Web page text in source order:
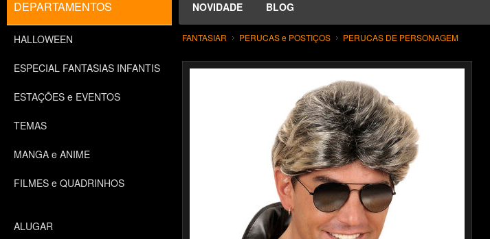
NOVIDADE BLOG
DEPARTAMENTOS
HALLOWEEN
ESPECIAL FANTASIAS INFANTIS
ESTAÇÕES e EVENTOS
TEMAS
MANGA e ANIME
FILMES e QUADRINHOS
ALUGAR
FANTASIAR PERUCAS e POSTIÇOS PERUCAS DE PERSONAGEM